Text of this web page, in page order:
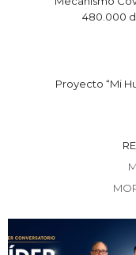
480.000
Proyecto “Mi